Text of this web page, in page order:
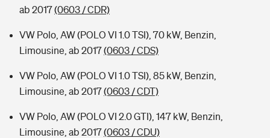
ab 2017(0603 / CDR)
VW Polo, AW (POLO VI 1.0 TSI), 70 kW, Benzin,
Limousine, ab 2017(0603 / CDS)
VW Polo, AW (POLO VI 1.0 TSI), 85 kW, Benzin,
Limousine, ab 2017(0603 / CDT)
VW Polo, AW (POLO VI 2.0 GTI), 147 kW, Benzin,
Limousine, ab 2017(0603 / CDU)